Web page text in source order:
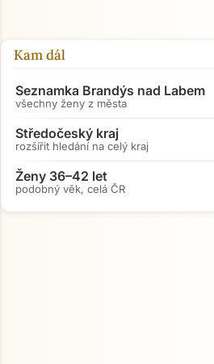
Kam dál
Seznamka Brandýs nad Labem
všechny ženy z města
Středočeský kraj
rozšířit hledání na celý kraj
Ženy 36–42 let
podobný věk, celá ČR